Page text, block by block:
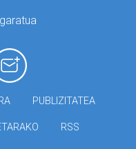
PUBLIZITATEA
RSS